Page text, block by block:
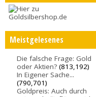
Meistgelesenes
Die falsche Frage: Gold
oder Aktien? (813,192)
In Eigener Sache...
(790,701)
Goldpreis: Auch durch